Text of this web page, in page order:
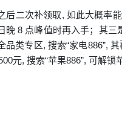
二次补领取, 如此大概率
8 点峰值时再入手；其三
类专区, 搜索“家电886”,
元, 搜索“苹果886”, 可解锁